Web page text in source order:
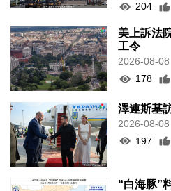
204
美上訴法
工令
2026-08-
178
澤連斯基
2026-08-
197
“白海豚”